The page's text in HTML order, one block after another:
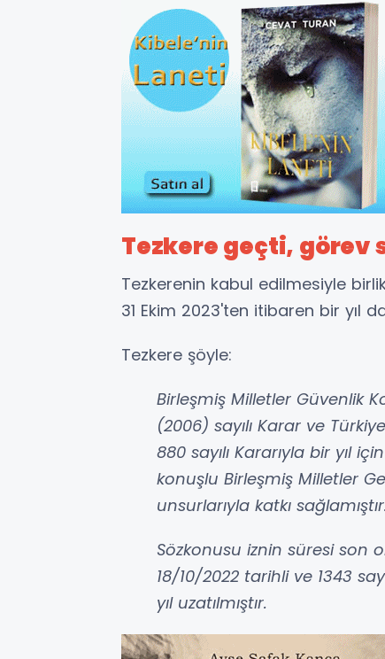
Tezkere geçti, görev
Tezkerenin kabul edilmesiyle
31 Ekim 2023'ten itibaren bir yıl
Tezkere şöyle:
Birleşmiş Milletler Güvenlik
(2006) sayılı Karar ve
880 sayılı Kararıyla bir yıl
konuşlu Birleşmiş Milletler
unsurlarıyla katkı
Sözkonusu iznin süresi son
18/10/2022 tarihli ve 1343
yıl uzatılmıştır.